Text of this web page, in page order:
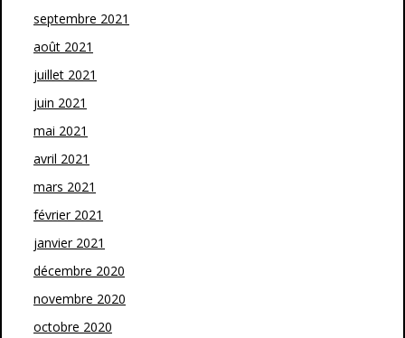
septembre 2021
août 2021
juillet 2021
juin 2021
mai 2021
avril 2021
mars 2021
février 2021
janvier 2021
décembre 2020
novembre 2020
octobre 2020